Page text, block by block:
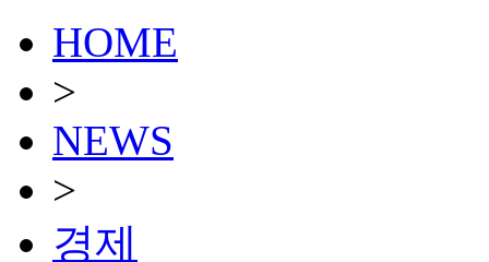
HOME
>
NEWS
>
경제